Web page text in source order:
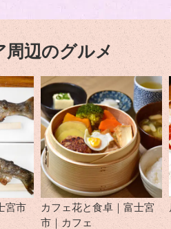
周辺のグルメ
宮市
カフェ花と食卓｜富士宮
市｜カフェ